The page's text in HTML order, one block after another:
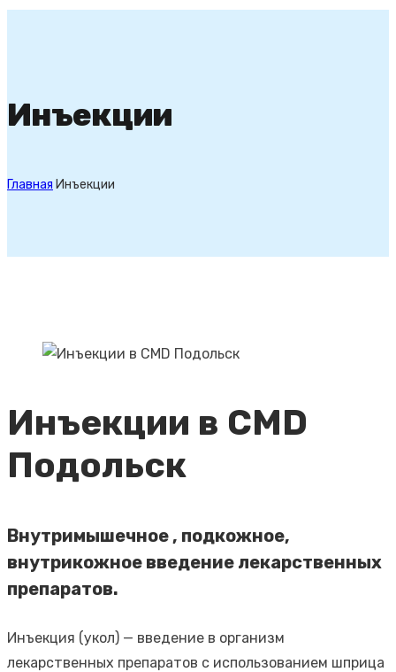
Инъекции
Главная Инъекции
Инъекции в CMD
Подольск
Внутримышечное , подкожное,
внутрикожное введение лекарственных
препаратов.
Инъекция (укол) — введение в организм
лекарственных препаратов с использованием шприца